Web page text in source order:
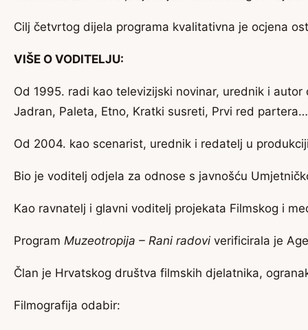
Cilj četvrtog dijela programa kvalitativna je ocjena
VIŠE O VODITELJU:
Od 1995. radi kao televizijski novinar, urednik i
Jadran, Paleta, Etno, Kratki susreti, Prvi red partera…
Od 2004. kao scenarist, urednik i redatelj u
Bio je voditelj odjela za odnose s javnošću
Kao ravnatelj i glavni voditelj projekata Filmskog i
Program Muzeotropija – Rani radovi verificirala je
Član je Hrvatskog društva filmskih djelatnika,
Filmografija odabir: